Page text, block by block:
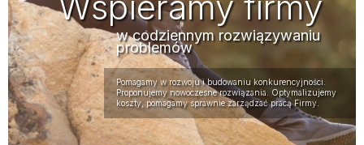
Pomagamy w rozwoju i budowaniu konkurencyjności.
Proponujemy nowoczesne rozwiązania. Optymalizujemy
koszty, pomagamy sprawnie zarządzać pracą Firmy.
w codziennym rozwiązywaniu
problemów